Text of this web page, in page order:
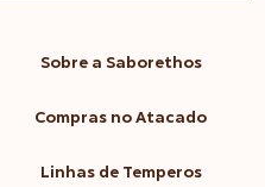
Sobre a Saborethos
Compras no Atacado
Linhas de Temperos